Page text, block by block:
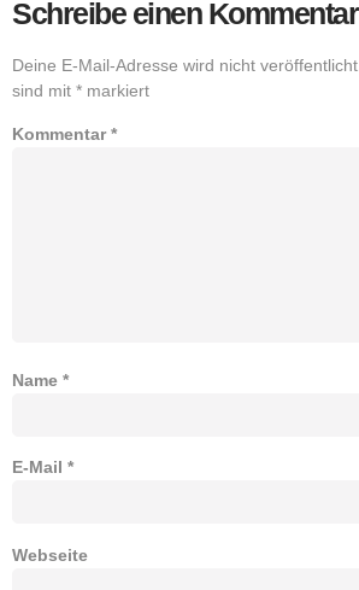
Schreibe einen Kommentar
Deine E-Mail-Adresse wird nicht veröffentlicht.
sind mit * markiert
Kommentar*
Name *
E-Mail *
Webseite